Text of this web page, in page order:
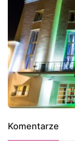
Komentarze